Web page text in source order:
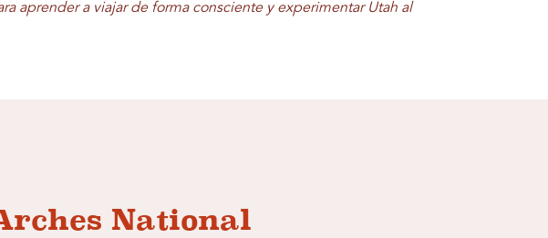
aprender a viajar de forma consciente y experimentar Utah al
National